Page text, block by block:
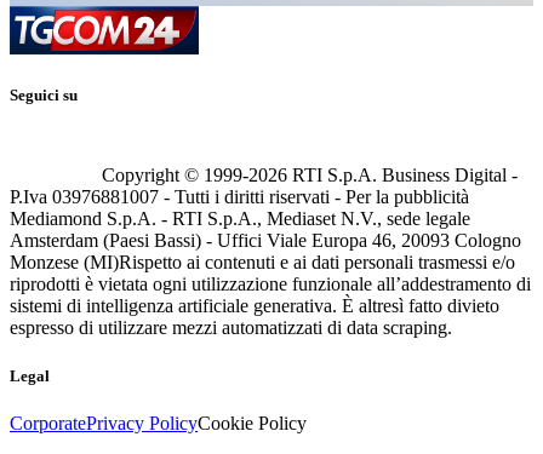
Seguici su
Copyright © 1999-2026 RTI S.p.A. Business Digital -
P.Iva 03976881007 - Tutti i diritti riservati - Per la pubblicità
Mediamond S.p.A. - RTI S.p.A., Mediaset N.V., sede legale
Amsterdam (Paesi Bassi) - Uffici Viale Europa 46, 20093 Cologno
Monzese (MI)Rispetto ai contenuti e ai dati personali trasmessi e/o
riprodotti è vietata ogni utilizzazione funzionale all’addestramento di
sistemi di intelligenza artificiale generativa. È altresì fatto divieto
espresso di utilizzare mezzi automatizzati di data scraping.
Legal
CorporatePrivacy PolicyCookie Policy